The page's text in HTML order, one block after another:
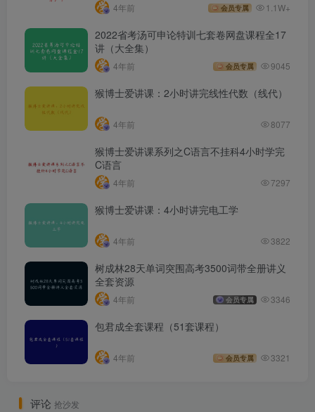
4年前 会员专属 1.1W+
2022省考汤可申论特训七套卷网盘课程全17
讲（大全集）
4年前 会员专属 9045
猴博士爱讲课：2小时讲完线性代数（线代）
4年前 8077
猴博士爱讲课系列之C语言不挂科4小时学完
C语言
4年前 7297
猴博士爱讲课：4小时讲完电工学
4年前 3822
树成林28天单词突围高考3500词带全册讲义
全套资源
4年前 会员专属 3346
包君成全套课程（51套课程）
4年前 会员专属 3321
评论 抢沙发